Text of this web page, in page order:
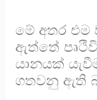
මේ අතර එම
ඇත්තේ
යානයක්
ගතවනු ඇති